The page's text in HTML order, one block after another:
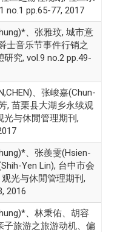
no.1 pp.65-77, 2017
、张雅玟, 城市意
士音乐节事件行销之
究, vol.9 no.2 pp.49-
、张峻嘉(Chun-
, 苗栗县大湖乡永续观
光与休閒管理期刊,
、张羨雯(Hsien-
Yen Lin), 台中市会
光与休閒管理期刊,
2016
、林秉佑、胡容
子旅游之旅游动机、偏